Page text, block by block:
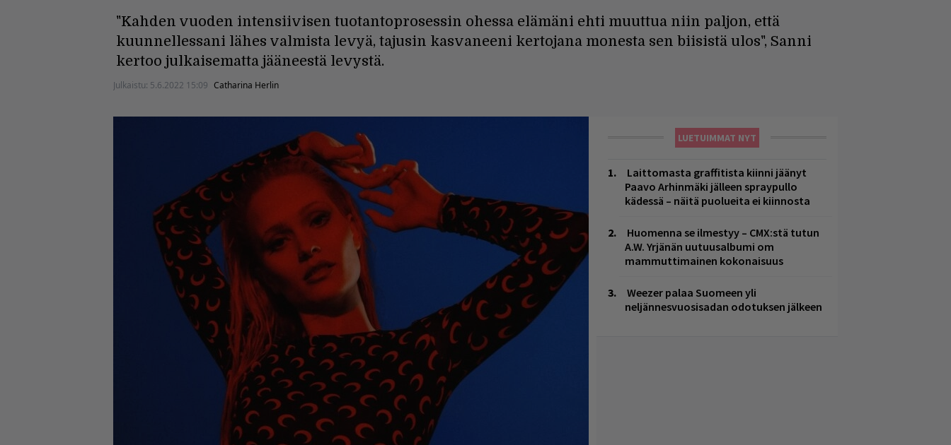
"Kahden vuoden intensiivisen tuotantoprosessin ohessa elämäni ehti muuttua niin paljon, että
kuunnellessani lähes valmista levyä, tajusin kasvaneeni kertojana monesta sen biisistä ulos", Sanni
kertoo julkaisematta jääneestä levystä.
Julkaistu: 5.6.2022 15:09 Catharina Herlin
LUETUIMMAT NYT
Laittomasta graffitista kiinni jäänyt
Paavo Arhinmäki jälleen spraypullo
kädessä – näitä puolueita ei kiinnosta
Huomenna se ilmestyy – CMX:stä tutun
A.W. Yrjänän uutuusalbumi om
mammuttimainen kokonaisuus
Weezer palaa Suomeen yli
neljännesvuosisadan odotuksen jälkeen